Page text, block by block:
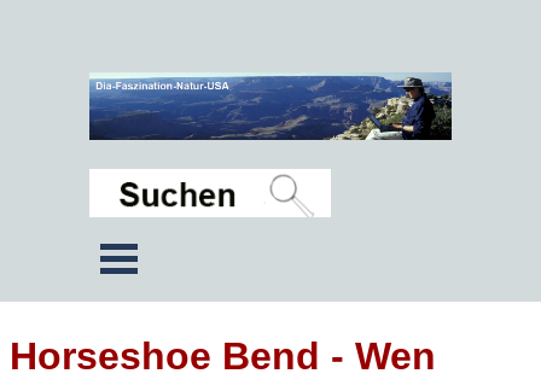
Horseshoe Bend - Wen